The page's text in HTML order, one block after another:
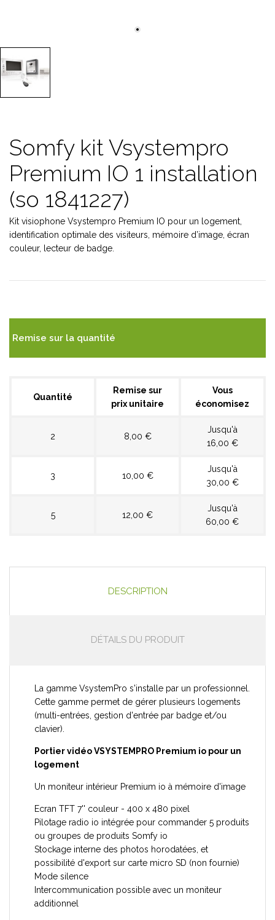
Somfy kit Vsystempro
Premium IO 1 installation
(so 1841227)
Kit visiophone Vsystempro Premium IO pour un logement,
identification optimale des visiteurs, mémoire d’image, écran
couleur, lecteur de badge.
Remise sur la quantité
Quantité
Remise sur
prix unitaire
Vous
économisez
2 8,00 €
Jusqu'à
16,00 €
3 10,00 €
Jusqu'à
30,00 €
5 12,00 €
Jusqu'à
60,00 €
DESCRIPTION
DÉTAILS DU PRODUIT
La gamme VsystemPro s'installe par un professionnel.
Cette gamme permet de gérer plusieurs logements
(multi-entrées, gestion d'entrée par badge et/ou
clavier).
Portier vidéo VSYSTEMPRO Premium io pour un
logement
Un moniteur intérieur Premium io à mémoire d'image
Ecran TFT 7'' couleur - 400 x 480 pixel
Pilotage radio io intégrée pour commander 5 produits
ou groupes de produits Somfy io
Stockage interne des photos horodatées, et
possibilité d'export sur carte micro SD (non fournie)
Mode silence
Intercommunication possible avec un moniteur
additionnel